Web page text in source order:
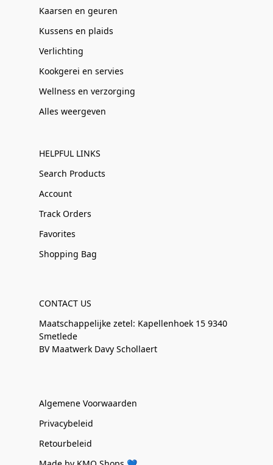
Kaarsen en geuren
Kussens en plaids
Verlichting
Kookgerei en servies
Wellness en verzorging
Alles weergeven
HELPFUL LINKS
Search Products
Account
Track Orders
Favorites
Shopping Bag
CONTACT US
Maatschappelijke zetel: Kapellenhoek 15 9340
Smetlede
BV Maatwerk Davy Schollaert
Algemene Voorwaarden
Privacybeleid
Retourbeleid